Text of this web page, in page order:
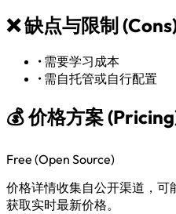
❌缺点与限制
• 需要学习成本
• 需自托管或自行配置
💰 价格方案
Free (Open Source)
价格详情收集自公开渠道，可
获取实时最新价格。